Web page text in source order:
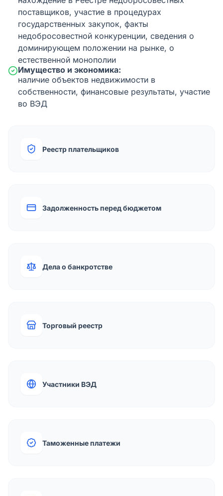
поставщиков, участие в процедурах
государственных закупок, факты
недобросовестной конкуренции, сведения о
доминирующем положении на рынке, о
естественной монополии
Имущество и экономика:
наличие объектов недвижимости в
собственности, финансовые результаты, участие
во ВЭД
Реестр плательщиков
Задолженность перед бюджетом
Дела о банкротстве
Торговый реестр
Участники ВЭД
Таможенные платежи